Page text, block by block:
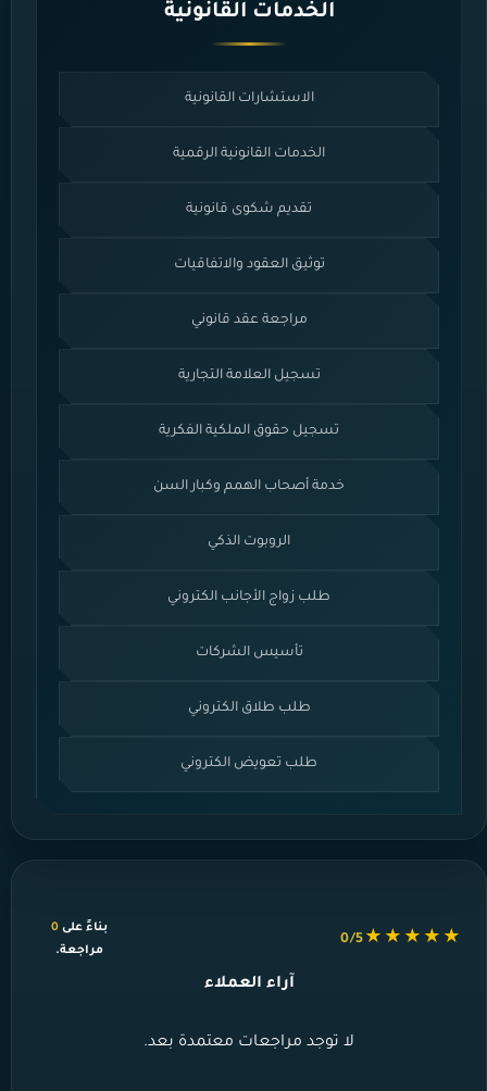
الخدمات القانونية
الاستشارات القانونية
الخدمات القانونية الرقمية
تقديم شكوى قانونية
توثيق العقود والاتفاقيات
مراجعة عقد قانوني
تسجيل العلامة التجارية
تسجيل حقوق الملكية الفكرية
خدمة أصحاب الهمم وكبار السن
الروبوت الذكي
طلب زواج الأجانب الكتروني
تأسيس الشركات
طلب طلاق الكتروني
طلب تعويض الكتروني
★★★★★
0/5
بناءً على 0
مراجعة.
آراء العملاء
لا توجد مراجعات معتمدة بعد.